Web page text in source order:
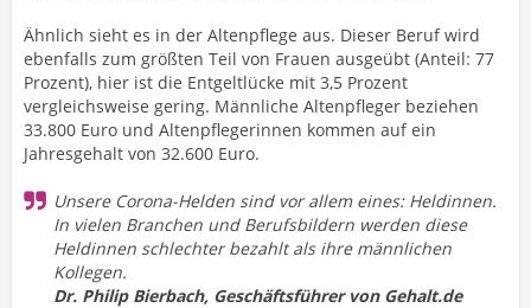
Ähnlich sieht es in der Altenpflege aus. Dieser Beruf wird
ebenfalls zum größten Teil von Frauen ausgeübt (Anteil: 77
Prozent), hier ist die Entgeltlücke mit 3,5 Prozent
vergleichsweise gering. Männliche Altenpfleger beziehen
33.800 Euro und Altenpflegerinnen kommen auf ein
Jahresgehalt von 32.600 Euro.
Unsere Corona-Helden sind vor allem eines: Heldinnen.
In vielen Branchen und Berufsbildern werden diese
Heldinnen schlechter bezahlt als ihre männlichen
Kollegen.
Dr. Philip Bierbach, Geschäftsführer von Gehalt.de